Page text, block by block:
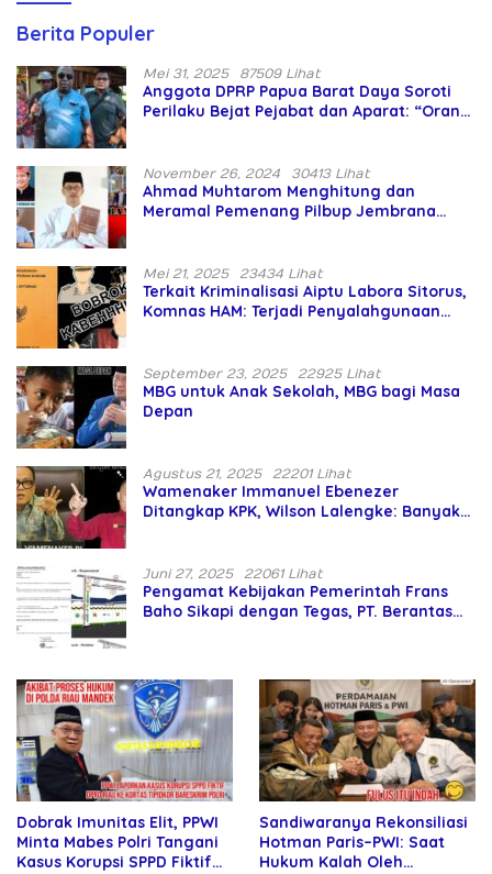
Berita Populer
Mei 31, 2025 87509 Lihat
Anggota DPRP Papua Barat Daya Soroti
Perilaku Bejat Pejabat dan Aparat: “Orang
November 26, 2024 30413 Lihat
Ahmad Muhtarom Menghitung dan
Meramal Pemenang Pilbup Jembrana
Mei 21, 2025 23434 Lihat
Terkait Kriminalisasi Aiptu Labora Sitorus,
Komnas HAM: Terjadi Penyalahgunaan
September 23, 2025 22925 Lihat
MBG untuk Anak Sekolah, MBG bagi Masa
Depan
Agustus 21, 2025 22201 Lihat
Wamenaker Immanuel Ebenezer
Ditangkap KPK, Wilson Lalengke: Banyak
Juni 27, 2025 22061 Lihat
Pengamat Kebijakan Pemerintah Frans
Baho Sikapi dengan Tegas, PT. Berantas
Dobrak Imunitas Elit, PPWI
Minta Mabes Polri Tangani
Kasus Korupsi SPPD Fiktif
Sandiwaranya Rekonsiliasi
Hotman Paris–PWI: Saat
Hukum Kalah Oleh